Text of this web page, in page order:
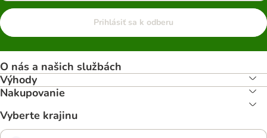
Prihlásiť sa k odberu
O nás a našich službách
Výhody
Nakupovanie
Vyberte krajinu